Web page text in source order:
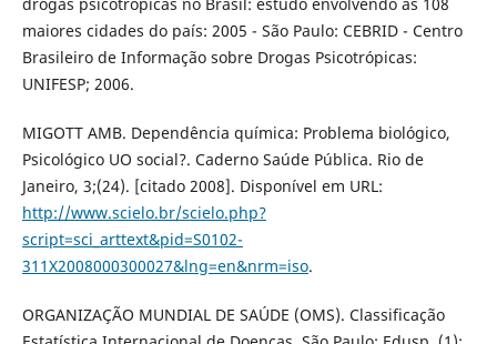
maiores cidades do país: 2005 - São Paulo: CEBRID - Centro
Brasileiro de Informação sobre Drogas Psicotrópicas:
UNIFESP; 2006.
MIGOTT AMB. Dependência química: Problema biológico,
Psicológico UO social?. Caderno Saúde Pública. Rio de
Janeiro, 3;(24). [citado 2008]. Disponível em URL:
http://www.scielo.br/scielo.php?
script=sci_arttext&pid=S0102-
311X2008000300027&lng=en&nrm=iso.
ORGANIZAÇÃO MUNDIAL DE SAÚDE (OMS). Classificação